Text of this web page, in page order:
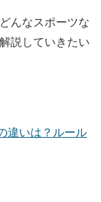
んなスポーツな
説していきたい
違いは？ルール